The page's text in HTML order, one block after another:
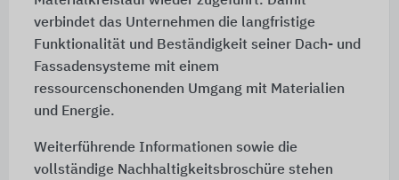
verbindet das Unternehmen die langfristige
Funktionalität und Beständigkeit seiner Dach- und
Fassadensysteme mit einem
ressourcenschonenden Umgang mit Materialien
und Energie.
Weiterführende Informationen sowie die
vollständige Nachhaltigkeitsbroschüre stehen